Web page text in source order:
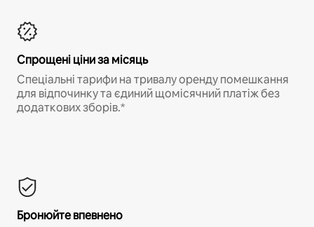
Спрощені ціни за місяць
Спеціальні тарифи на тривалу оренду помешкання
для відпочинку та єдиний щомісячний платіж без
додаткових зборів.*
Бронюйте впевнено